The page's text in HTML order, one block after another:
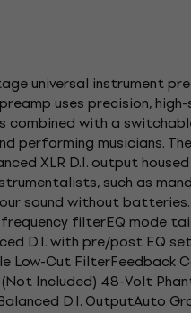
universal instrument
uses precision,
with a
performing musicians.
XLR D.I. output
such as
sound without
filterEQ mode
D.I. with pre/post EQ
Low-Cut FilterFeedback
(Not Included) 48-Volt
D.I. OutputAuto